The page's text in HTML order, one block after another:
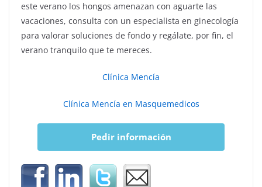
este verano los hongos amenazan con aguarte las
vacaciones, consulta con un especialista en ginecología
para valorar soluciones de fondo y regálate, por fin, el
verano tranquilo que te mereces.
Clínica Mencía
Clínica Mencía en Masquemedicos
Pedir información